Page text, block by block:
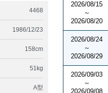
4468
1986/12/23
158cm
51kg
A型
2026/08/15
～
2026/08/20
2026/08/24
～
2026/08/29
2026/09/03
～
2026/09/08